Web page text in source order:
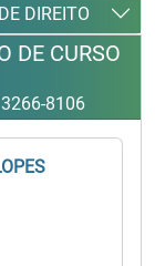
DIREITO
DE CURSO
8106